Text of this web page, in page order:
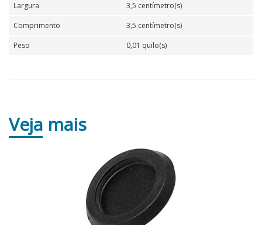
Largura
3,5 centímetro(s)
Comprimento
3,5 centímetro(s)
Peso
0,01 quilo(s)
Veja mais